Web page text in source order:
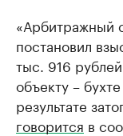
«Арбитражный
постановил
тыс. 916
объекту –
результате
говорится в